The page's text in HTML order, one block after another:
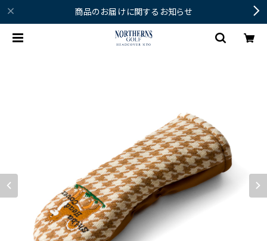
商品のお届けに関するお知らせ